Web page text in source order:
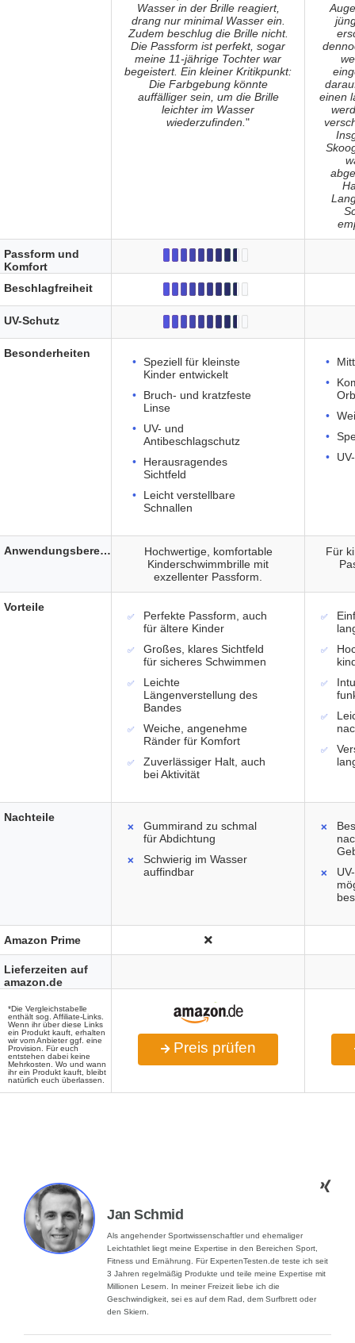
Wasser in der Brille reagiert,
drang nur minimal Wasser ein.
Zudem beschlug die Brille nicht.
Die Passform ist perfekt, sogar
meine 11-jährige Tochter war
begeistert. Ein kleiner Kritikpunkt:
Die Farbgebung könnte
auffälliger sein, um die Brille
leichter im Wasser
wiederzufinden."
einen
Speziell für kleinste
Kinder entwickelt
Bruch- und kratzfeste
Linse
UV- und
Antibeschlagschutz
Herausragendes
Sichtfeld
Leicht verstellbare
Schnallen
Hochwertige, komfortable
Kinderschwimmbrille mit
exzellenter Passform.
Für
Perfekte Passform, auch
für ältere Kinder
Großes, klares Sichtfeld
für sicheres Schwimmen
Leichte
Längenverstellung des
Bandes
Weiche, angenehme
Ränder für Komfort
Zuverlässiger Halt, auch
bei Aktivität
Gummirand zu schmal
für Abdichtung
Schwierig im Wasser
auffindbar
Preis prüfen
Passform und
Komfort
Beschlagfreiheit
UV-Schutz
Besonderheiten
Anwendungsbereich
Vorteile
Nachteile
Amazon Prime
Lieferzeiten auf
amazon.de
*Die Vergleichstabelle
enthält sog. Affiliate-Links.
Wenn ihr über diese Links
ein Produkt kauft, erhalten
wir vom Anbieter ggf. eine
Provision. Für euch
entstehen dabei keine
Mehrkosten. Wo und wann
ihr ein Produkt kauft, bleibt
natürlich euch überlassen.
Jan Schmid
Als angehender Sportwissenschaftler und ehemaliger
Leichtathlet liegt meine Expertise in den Bereichen Sport,
Fitness und Ernährung. Für ExpertenTesten.de teste ich seit
3 Jahren regelmäßig Produkte und teile meine Expertise mit
Millionen Lesern. In meiner Freizeit liebe ich die
Geschwindigkeit, sei es auf dem Rad, dem Surfbrett oder
den Skiern.